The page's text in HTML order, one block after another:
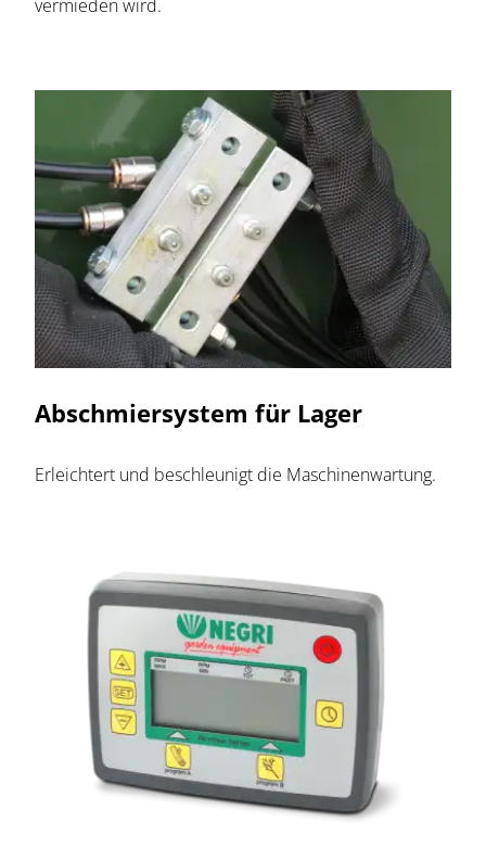
vermieden wird.
Abschmiersystem für Lager
Erleichtert und beschleunigt die Maschinenwartung.